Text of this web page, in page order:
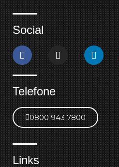
Social
Telefone
0800 943 7800
Links